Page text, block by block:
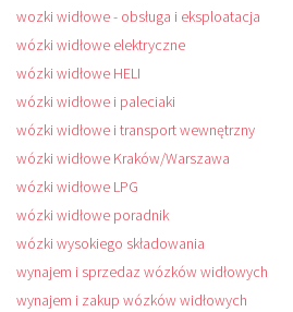
wozki widłowe - obsługa i eksploatacja
wózki widłowe elektryczne
wózki widłowe HELI
wózki widłowe i paleciaki
wózki widłowe i transport wewnętrzny
wózki widłowe Kraków/Warszawa
wózki widłowe LPG
wózki widłowe poradnik
wózki wysokiego składowania
wynajem i sprzedaz wózków widłowych
wynajem i zakup wózków widłowych